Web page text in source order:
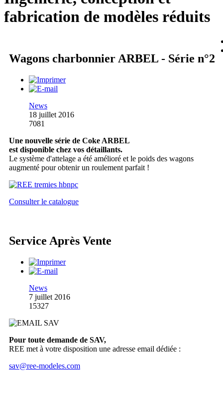
fabrication de modèles réduits
Wagons charbonnier ARBEL - Série n°2
News
18 juillet 2016
7081
Une nouvelle série de Coke ARBEL
est disponible chez vos détaillants.
Le système d'attelage a été amélioré et le poids des wagons
augmenté pour obtenir un roulement parfait !
Consulter le catalogue
Service Après Vente
News
7 juillet 2016
15327
Pour toute demande de SAV,
REE met à votre disposition une adresse email dédiée :
sav@ree-modeles.com